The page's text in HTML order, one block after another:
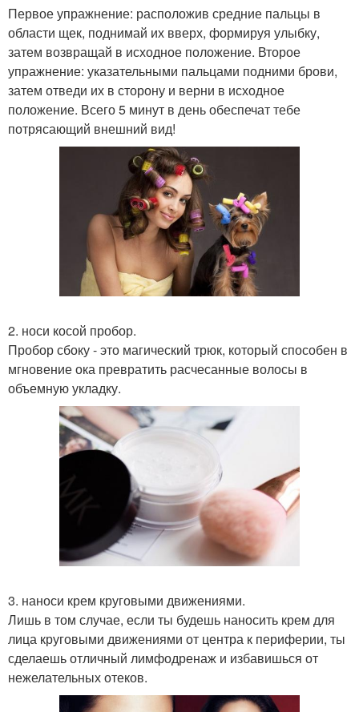
Первое упражнение: расположив средние пальцы в
области щек, поднимай их вверх, формируя улыбку,
затем возвращай в исходное положение. Второе
упражнение: указательными пальцами подними брови,
затем отведи их в сторону и верни в исходное
положение. Всего 5 минут в день обеспечат тебе
потрясающий внешний вид!
2. носи косой пробор.
Пробор сбоку - это магический трюк, который способен в
мгновение ока превратить расчесанные волосы в
объемную укладку.
3. наноси крем круговыми движениями.
Лишь в том случае, если ты будешь наносить крем для
лица круговыми движениями от центра к периферии, ты
сделаешь отличный лимфодренаж и избавишься от
нежелательных отеков.